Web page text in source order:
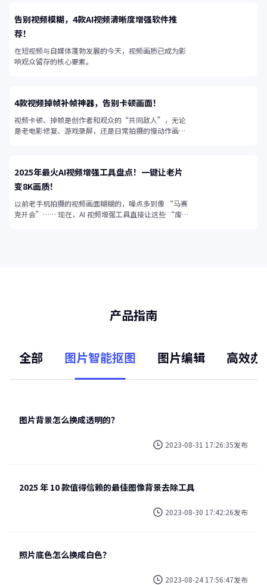
告别视频模糊，4款AI视频清晰度增强软件推
荐！
在短视频与自媒体蓬勃发展的今天，视频画质已成为影
响观众留存的核心要素。
4款视频掉帧补帧神器，告别卡顿画面！
视频卡顿、掉帧是创作者和观众的“共同敌人”，无论
是老电影修复、游戏录屏，还是日常拍摄的慢动作画
2025年最火AI视频增强工具盘点！一键让老片
变8K画质！
以前老手机拍摄的视频画面糊糊的，噪点多到像 “马赛
克开会”…… 现在，AI 视频增强工具直接让这些 “废
产品指南
全部 图片智能抠图 图片编辑 高效办
图片背景怎么换成透明的？
2023-08-31 17:26:35发布
2025 年 10 款值得信赖的最佳图像背景去除工具
2023-08-30 17:42:26发布
照片底色怎么换成白色？
2023-08-24 17:56:47发布